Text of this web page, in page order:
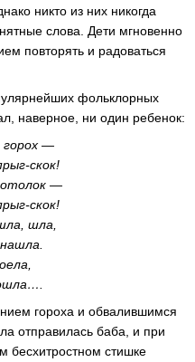
никто из них никогда
слова. Дети мгновенно
повторять и радоваться
фольклорных
наверное, ни один ребенок:
горох —
скок!
—
скок!
шла,
гороха и обвалившимся
отправилась баба, и при
бесхитростном стишке